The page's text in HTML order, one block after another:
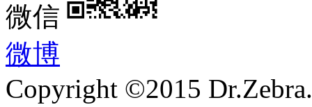
微信
微博
Copyright ©2015